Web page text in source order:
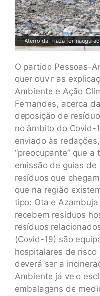
Aterro da Triaza foi
O partido Pessoas-
quer ouvir as
Ambiente e Ação
Fernandes, acerca
deposição de
no âmbito do Covid-
enviado às
“preocupante” que
emissão de guias de
resíduos que
que na região
tipo: Ota e
recebem resíduos
resíduos
(Covid-19) são
hospitalares de
deverá ser a
Ambiente já veio
embalagens de